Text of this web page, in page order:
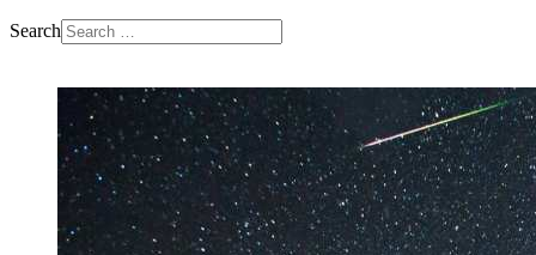
Search